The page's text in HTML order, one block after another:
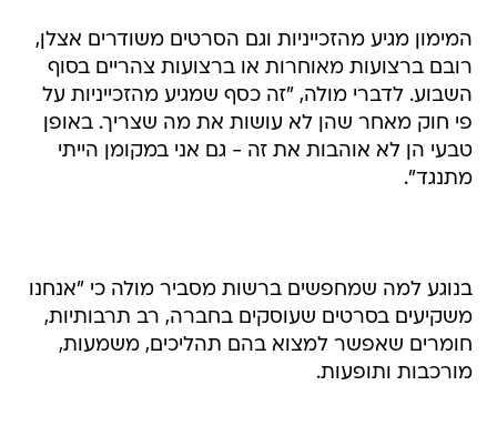
המימון מגיע מהזכייניות וגם הסרטים משודרים אצלן,
רובם ברצועות מאוחרות או ברצועות צהריים בסוף
השבוע. לדברי מולה, "זה כסף שמגיע מהזכייניות על
פי חוק מאחר שהן לא עושות את מה שצריך. באופן
טבעי הן לא אוהבות את זה - גם אני במקומן הייתי
מתנגד".
בנוגע למה שמחפשים ברשות מסביר מולה כי "אנחנו
משקיעים בסרטים שעוסקים בחברה, רב תרבותיות,
חומרים שאפשר למצוא בהם תהליכים, משמעות,
מורכבות ותופעות.